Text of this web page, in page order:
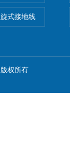
式接地线
权所有